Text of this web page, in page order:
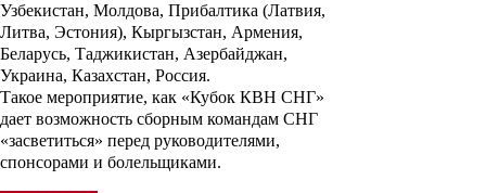
Узбекистан, Молдова, Прибалтика (Латвия,
Литва, Эстония), Кыргызстан, Армения,
Беларусь, Таджикистан, Азербайджан,
Украина, Казахстан, Россия.
Такое мероприятие, как «Кубок КВН СНГ»
дает возможность сборным командам СНГ
«засветиться» перед руководителями,
спонсорами и болельщиками.